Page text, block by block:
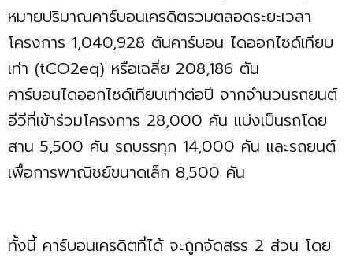
หมายปริมาณคาร์บอนเครดิตรวมตลอดระยะเวลา
โครงการ 1,040,928 ตันคาร์บอน ไดออกไซด์เทียบ
เท่า (tCO2eq) หรือเฉลี่ย 208,186 ตัน
คาร์บอนไดออกไซด์เทียบเท่าต่อปี จากจำนวนรถยนต์
อีวีที่เข้าร่วมโครงการ 28,000 คัน แบ่งเป็นรถโดย
สาน 5,500 คัน รถบรรทุก 14,000 คัน และรถยนต์
เพื่อการพาณิชย์ขนาดเล็ก 8,500 คัน
ทั้งนี้ คาร์บอนเครดิตที่ได้ จะถูกจัดสรร 2 ส่วน โดย